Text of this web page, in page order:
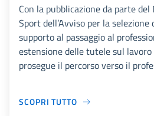
Con la pubblicazione da parte
Sport dell’Avviso per la
supporto al passaggio al
estensione delle tutele sul
prosegue il percorso verso il
SCOPRI TUTTO